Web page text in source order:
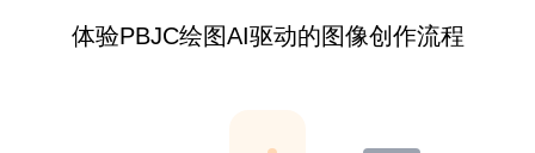
体验PBJC绘图AI驱动的图像创作流程